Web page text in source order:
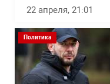
22 апреля, 21:01
Политика